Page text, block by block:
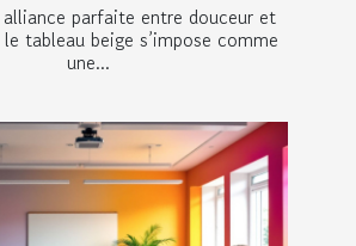
parfaite entre douceur et
tableau beige s’impose comme
une...